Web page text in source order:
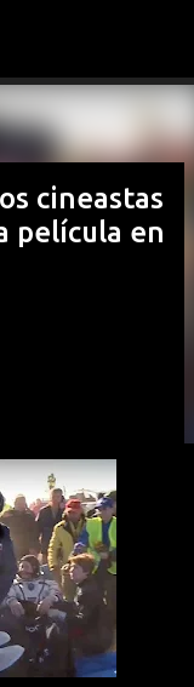
cineastas
película en